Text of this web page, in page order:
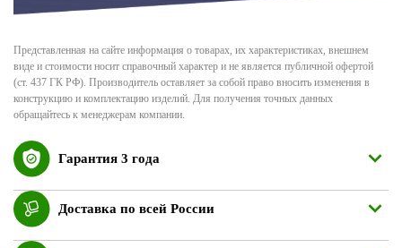
Представленная на сайте информация о товарах, их характеристиках, внешнем
виде и стоимости носит справочный характер и не является публичной офертой
(ст. 437 ГК РФ). Производитель оставляет за собой право вносить изменения в
конструкцию и комплектацию изделий. Для получения точных данных
обращайтесь к менеджерам компании.
Гарантия 3 года
Доставка по всей России